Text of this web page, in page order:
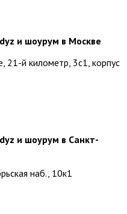
и шоурум в Москве
21-й километр, 3с1, корпус
и шоурум в Санкт-
наб., 10к1